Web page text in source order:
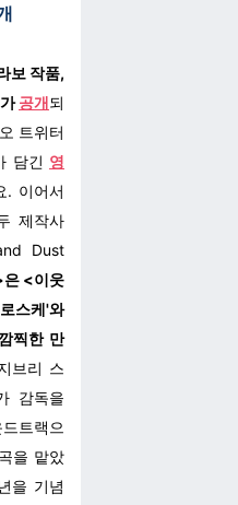
보 작품,
공개되
트위터
담긴 영
. 이어서
제작사
Dust
<이웃
스케'와
찍한 만
브리 스
감독을
트랙으
을 맡았
을 기념